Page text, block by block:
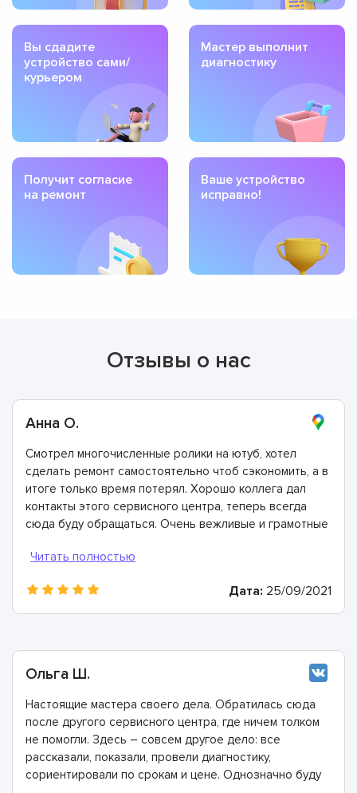
Вы сдадите
устройство сами/
курьером
Мастер выполнит
диагностику
Получит согласие
на ремонт
Ваше устройство
исправно!
Отзывы о нас
Анна О.
Смотрел многочисленные ролики на ютуб, хотел
сделать ремонт самостоятельно чтоб сэкономить, а в
итоге только время потерял. Хорошо коллега дал
контакты этого сервисного центра, теперь всегда
сюда буду обращаться. Очень вежливые и грамотные
гарантию.
Дата: 25/09/2021
Ольга Ш.
Настоящие мастера своего дела. Обратилась сюда
после другого сервисного центра, где ничем толком
не помогли. Здесь – совсем другое дело: все
рассказали, показали, провели диагностику,
сориентировали по срокам и цене. Однозначно буду